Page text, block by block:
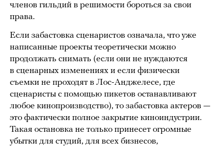
членов гильдий в решимости бороться за свои
права.
Если забастовка сценаристов означала, что уже
написанные проекты теоретически можно
продолжать снимать (если они не нуждаются
в сценарных изменениях и если физически
съемки не проходят в Лос-Анджелесе, где
сценаристы с помощью пикетов останавливают
любое кинопроизводство), то забастовка актеров —
это фактически полное закрытие киноиндустрии.
Такая остановка не только принесет огромные
убытки для студий, для всех бизнесов,